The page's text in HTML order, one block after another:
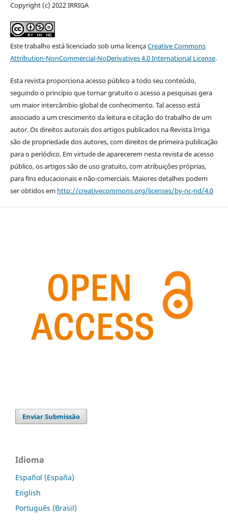
Copyright (c) 2022 IRRIGA
Este trabalho está licenciado sob uma licençaCreative Commons
Attribution-NonCommercial-NoDerivatives 4.0 International License.
Esta revista proporciona acesso público a todo seu conteúdo,
seguindo o princípio que tornar gratuito o acesso a pesquisas gera
um maior intercâmbio global de conhecimento. Tal acesso está
associado a um crescimento da leitura e citação do trabalho de um
autor. Os direitos autorais dos artigos publicados na Revista Irriga
são de propriedade dos autores, com direitos de primeira publicação
para o periódico. Em virtude de aparecerem nesta revista de acesso
público, os artigos são de uso gratuito, com atribuições próprias,
para fins educacionais e não-comerciais. Maiores detalhes podem
ser obtidos em http://creativecommons.org/licenses/by-nc-nd/4.0
Enviar Submissão
Idioma
Español (España)
English
Português (Brasil)